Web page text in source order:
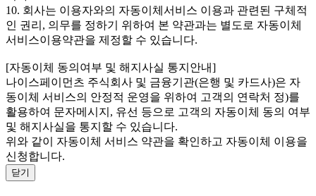
10. 회사는 이용자와의 자동이체서비스 이용과 관련된 구체적
인 권리, 의무를 정하기 위하여 본 약관과는 별도로 자동이체
서비스이용약관을 제정할 수 있습니다.
[자동이체 동의여부 및 해지사실 통지안내]
나이스페이먼츠 주식회사 및 금융기관(은행 및 카드사)은 자
동이체 서비스의 안정적 운영을 위하여 고객의 연락처 정)를
활용하여 문자메시지, 유선 등으로 고객의 자동이체 동의 여부
및 해지사실을 통지할 수 있습니다.
위와 같이 자동이체 서비스 약관을 확인하고 자동이체 이용을
신청합니다.
닫기